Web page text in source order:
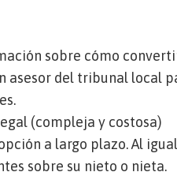
sobre cómo
asesor del tribunal local
(compleja y costosa)
a largo plazo. Al
sobre su nieto o nieta.